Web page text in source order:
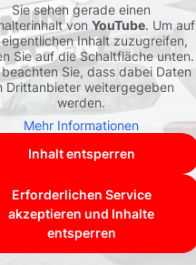
Sie sehen gerade einen
vonYouTube. Um auf
Inhalt zuzugreifen,
Sie auf die Schaltfläche unten.
Sie, dass dabei Daten
Drittanbieter weitergegeben
werden.
Mehr Informationen
Inhalt entsperren
Erforderlichen Service
akzeptieren und Inhalte
entsperren